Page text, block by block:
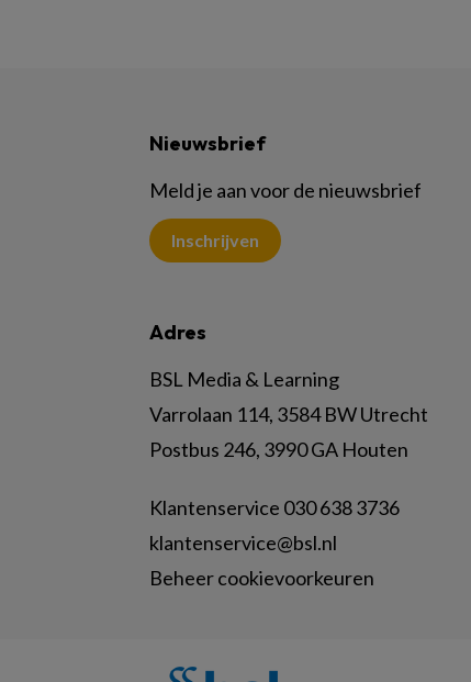
Nieuwsbrief
Meld je aan voor de nieuwsbrief
Inschrijven
Adres
BSL Media & Learning
Varrolaan 114, 3584 BW Utrecht
Postbus 246, 3990 GA Houten
Klantenservice 030 638 3736
klantenservice@bsl.nl
Beheer cookievoorkeuren